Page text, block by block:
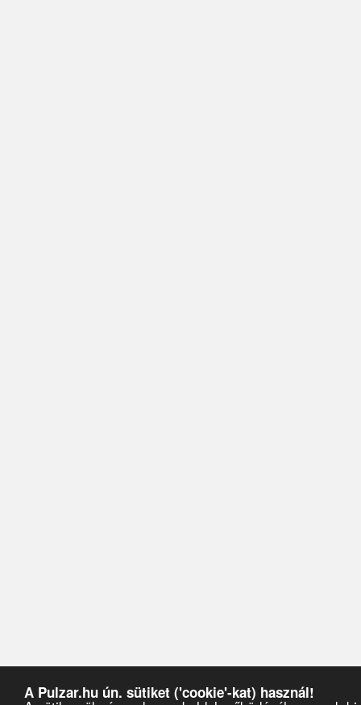
A Pulzar.hu ún. sütiket ('cookie'-kat) használ!